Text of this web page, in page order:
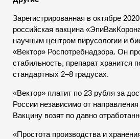
Зарегистрированная в октябре
российская вакцина
научным центром вирусологии и
«Вектор» Роспотребнадзора. Он
стабильность, препарат хранится
стандартных 2–8 градусах.
«Вектор» платит по 23 рубля за
России независимо от
Вакцину возят по давно
«Простота производства и